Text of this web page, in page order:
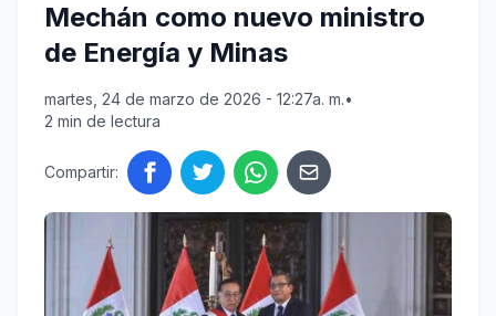
Mechán como nuevo ministro
de Energía y Minas
martes, 24 de marzo de 2026 - 12:27a. m.•
2 min de lectura
Compartir: